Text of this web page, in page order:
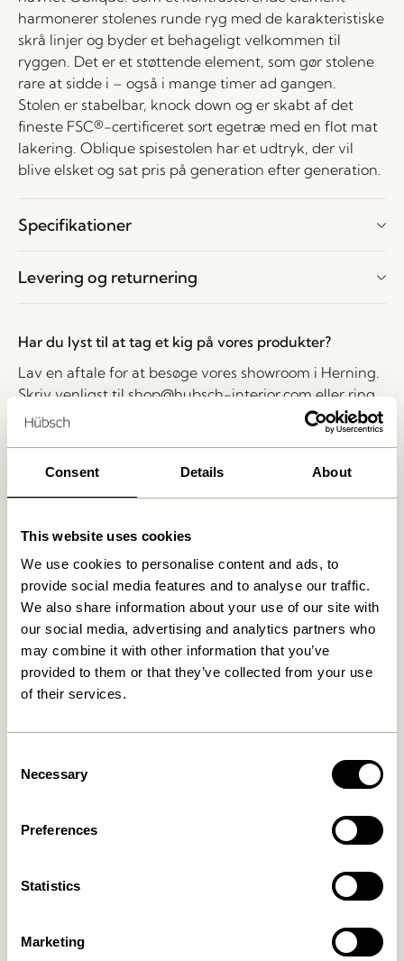
Consent Details About
This website uses cookies
We use cookies to personalise content and ads, to
provide social media features and to analyse our traffic.
We also share information about your use of our site with
our social media, advertising and analytics partners who
may combine it with other information that you’ve
provided to them or that they’ve collected from your use
of their services.
Selection
Necessary
Preferences
Statistics
Marketing
harmonerer stolenes runde ryg med de karakteristiske
skrå linjer og byder et behageligt velkommen til
ryggen. Det er et støttende element, som gør stolene
rare at sidde i – også i mange timer ad gangen.
Stolen er stabelbar, knock down og er skabt af det
fineste FSC®-certificeret sort egetræ med en flot mat
lakering. Oblique spisestolen har et udtryk, der vil
blive elsket og sat pris på generation efter generation.
Specifikationer
Levering og returnering
Har du lyst til at tag et kig på vores produkter?
Lav en aftale for at besøge vores showroom i Herning.
Skriv venligst tilshop@hubsch-interior.comeller ring
til vores kundeservice for at lave en aftale på
Fri fragt over 499 DKK*
Relaterede varer
1.849,00kr.